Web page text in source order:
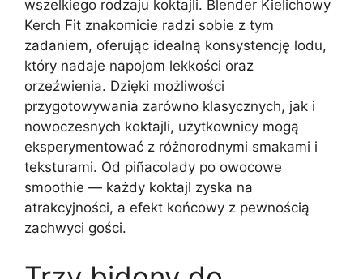
wszelkiego rodzaju koktajli. Blender Kielichowy
Kerch Fit znakomicie radzi sobie z tym
zadaniem, oferując idealną konsystencję lodu,
który nadaje napojom lekkości oraz
orzeźwienia. Dzięki możliwości
przygotowywania zarówno klasycznych, jak i
nowoczesnych koktajli, użytkownicy mogą
eksperymentować z różnorodnymi smakami i
teksturami. Od piñacolady po owocowe
smoothie — każdy koktajl zyska na
atrakcyjności, a efekt końcowy z pewnością
zachwyci gości.